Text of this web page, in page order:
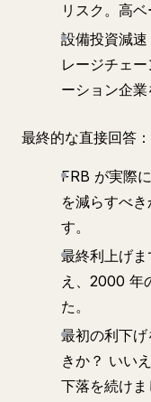
リスク。高ベ
設備投資減
レージチェ
ーション企業
最終的な直接回答：
FRB が実際
を減らすべ
す。
最終利上げ
え、2000 年
た。
最初の利下
きか？ いい
下落を続けま